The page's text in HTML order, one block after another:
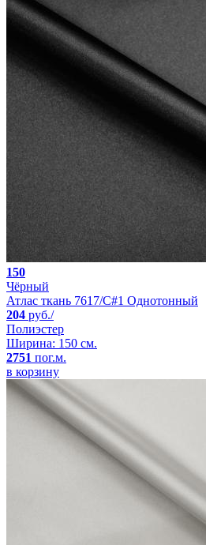
150
Чёрный
Атлас ткань 7617/C#1 Однотонный
204 руб./
Полиэстер
Ширина: 150 см.
2751 пог.м.
в корзину